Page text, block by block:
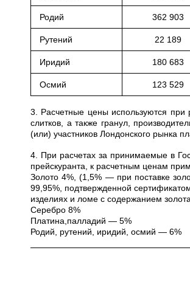
Родий 362 903
Рутений 22 189
Иридий 180 683
Осмий 123 529
3. Расчетные цены используются при
слитков, а также гранул,
(или) участников Лондонского рынка
4. При расчетах за принимаемые в
прейскуранта, к расчетным ценам
Золото 4%, (1,5% — при поставке
99,95%, подтвержденной
изделиях и ломе с содержанием
Серебро 8%
Платина,палладий — 5%
Родий, рутений, иридий, осмий — 6%